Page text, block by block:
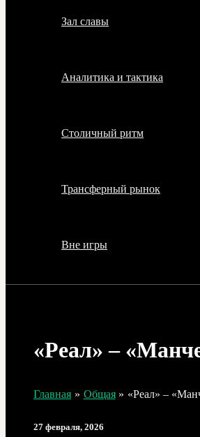
Зал славы
Аналитика и тактика
Столичный ритм
Трансферный рынок
Вне игры
«Реал» –
Главная Общая «Реал» –
27 февраля, 2026